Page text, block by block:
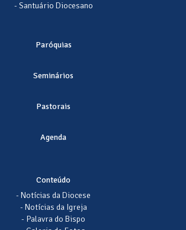
- Santuário Diocesano
Paróquias
Seminários
Pastorais
Agenda
Conteúdo
- Notícias da Diocese
- Notícias da Igreja
- Palavra do Bispo